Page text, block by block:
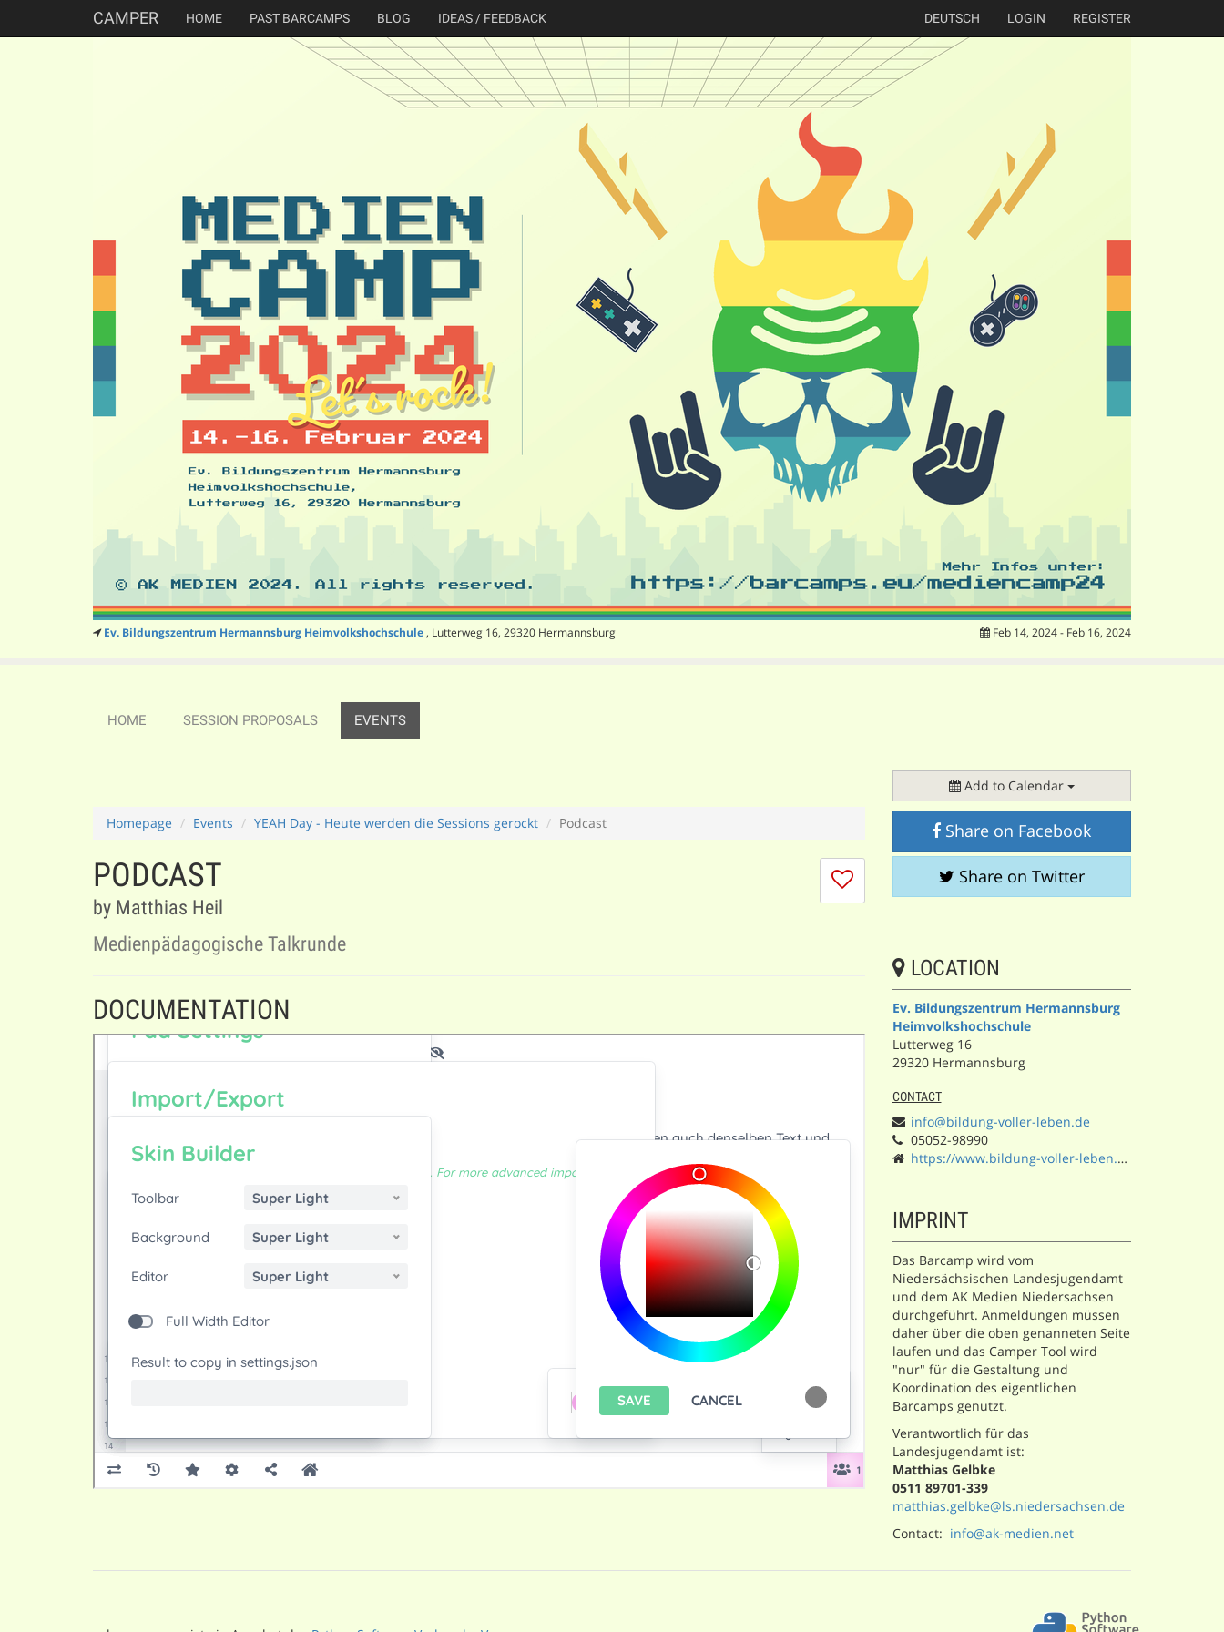
CAMPER HOME PAST BARCAMPS BLOG IDEAS / FEEDBACK DEUTSCH LOGIN REGISTER
Ev. Bildungszentrum Hermannsburg Heimvolkshochschule, Lutterweg 16, 29320 Hermannsburg Feb 14, 2024 - Feb 16, 2024
HOME SESSION PROPOSALS EVENTS
Homepage Events YEAH Day - Heute werden die Sessions gerockt Podcast
I
don't
session
PODCAST
by Matthias Heil
Medienpädagogische Talkrunde
DOCUMENTATION
Add to Calendar
Share on Facebook
Share on Twitter
LOCATION
Ev. Bildungszentrum Hermannsburg
Heimvolkshochschule
Lutterweg 16
29320 Hermannsburg
CONTACT
info@bildung-voller-leben.de
05052-98990
https://www.bildung-voller-leben.de/
IMPRINT
Das Barcamp wird vom
Niedersächsischen Landesjugendamt
und dem AK Medien Niedersachsen
durchgeführt. Anmeldungen müssen
daher über die oben genanneten Seite
laufen und das Camper Tool wird
"nur" für die Gestaltung und
Koordination des eigentlichen
Barcamps genutzt.
Verantwortlich für das
Landesjugendamt ist:
Matthias Gelbke
0511 89701-339
matthias.gelbke@ls.niedersachsen.de
Contact: info@ak-medien.net